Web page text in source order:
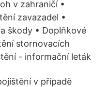
v zahraničí •
zavazadel •
škody • Doplňkové
stornovacích
- informační leták
v případě